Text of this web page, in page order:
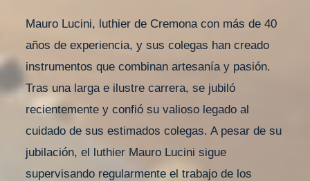
Mauro Lucini, luthier de Cremona con más de 40
años de experiencia, y sus colegas han creado
instrumentos que combinan artesanía y pasión.
Tras una larga e ilustre carrera, se jubiló
recientemente y confió su valioso legado al
cuidado de sus estimados colegas. A pesar de su
jubilación, el luthier Mauro Lucini sigue
supervisando regularmente el trabajo de los